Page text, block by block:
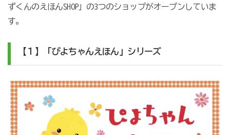
ずくんのえほんSHOP」の3つのショップがオープンしていま
す。
【１】「ぴよちゃんえほん」シリーズ